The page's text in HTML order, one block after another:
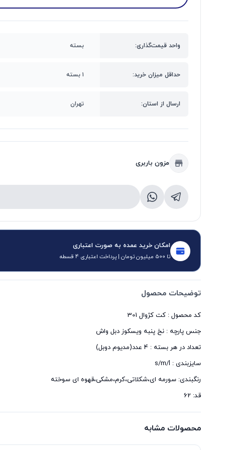
واحد قیمت‌گذاری: بسته
حداقل میزان خرید: ۱ بسته
ارسال از استان: تهران
مزون باربری
امکان خرید عمده به صورت اعتباری
تا 500 میلیون تومان | پرداخت اعتباری 4 قسطه
توضیحات محصول
قد: 62
محصولات مشابه